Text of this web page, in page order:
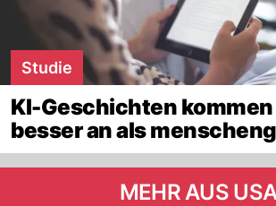
Studie
KI-Geschichten
besser an als
MEHR AUS